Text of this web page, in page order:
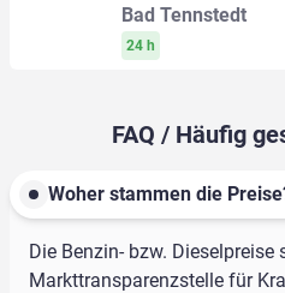
Bad Tennstedt
24 h
FAQ / Häufig
Woher stammen die
Die Benzin- bzw.
Markttransparenzstelle für